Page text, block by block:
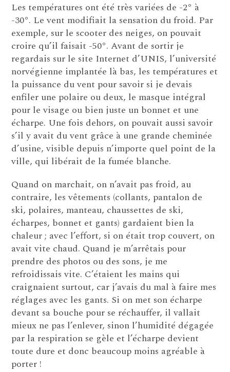
Les températures ont été très variées de -2° à
-30°. Le vent modifiait la sensation du froid. Par
exemple, sur le scooter des neiges, on pouvait
croire qu’il faisait -50°. Avant de sortir je
regardais sur le site Internet d’UNIS, l’université
norvégienne implantée là bas, les températures et
la puissance du vent pour savoir si je devais
enfiler une polaire ou deux, le masque intégral
pour le visage ou bien juste un bonnet et une
écharpe. Une fois dehors, on pouvait aussi savoir
s’il y avait du vent grâce à une grande cheminée
d’usine, visible depuis n’importe quel point de la
ville, qui libérait de la fumée blanche.
Quand on marchait, on n’avait pas froid, au
contraire, les vêtements (collants, pantalon de
ski, polaires, manteau, chaussettes de ski,
écharpes, bonnet et gants) gardaient bien la
chaleur ; avec l’effort, si on était trop couvert, on
avait vite chaud. Quand je m’arrêtais pour
prendre des photos ou des sons, je me
refroidissais vite. C’étaient les mains qui
craignaient surtout, car j’avais du mal à faire mes
réglages avec les gants. Si on met son écharpe
devant sa bouche pour se réchauffer, il vallait
mieux ne pas l’enlever, sinon l’humidité dégagée
par la respiration se gèle et l’écharpe devient
toute dure et donc beaucoup moins agréable à
porter !